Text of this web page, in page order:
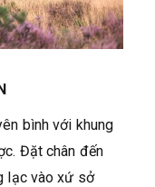
bình với khung
Đặt chân đến
lạc vào xứ sở